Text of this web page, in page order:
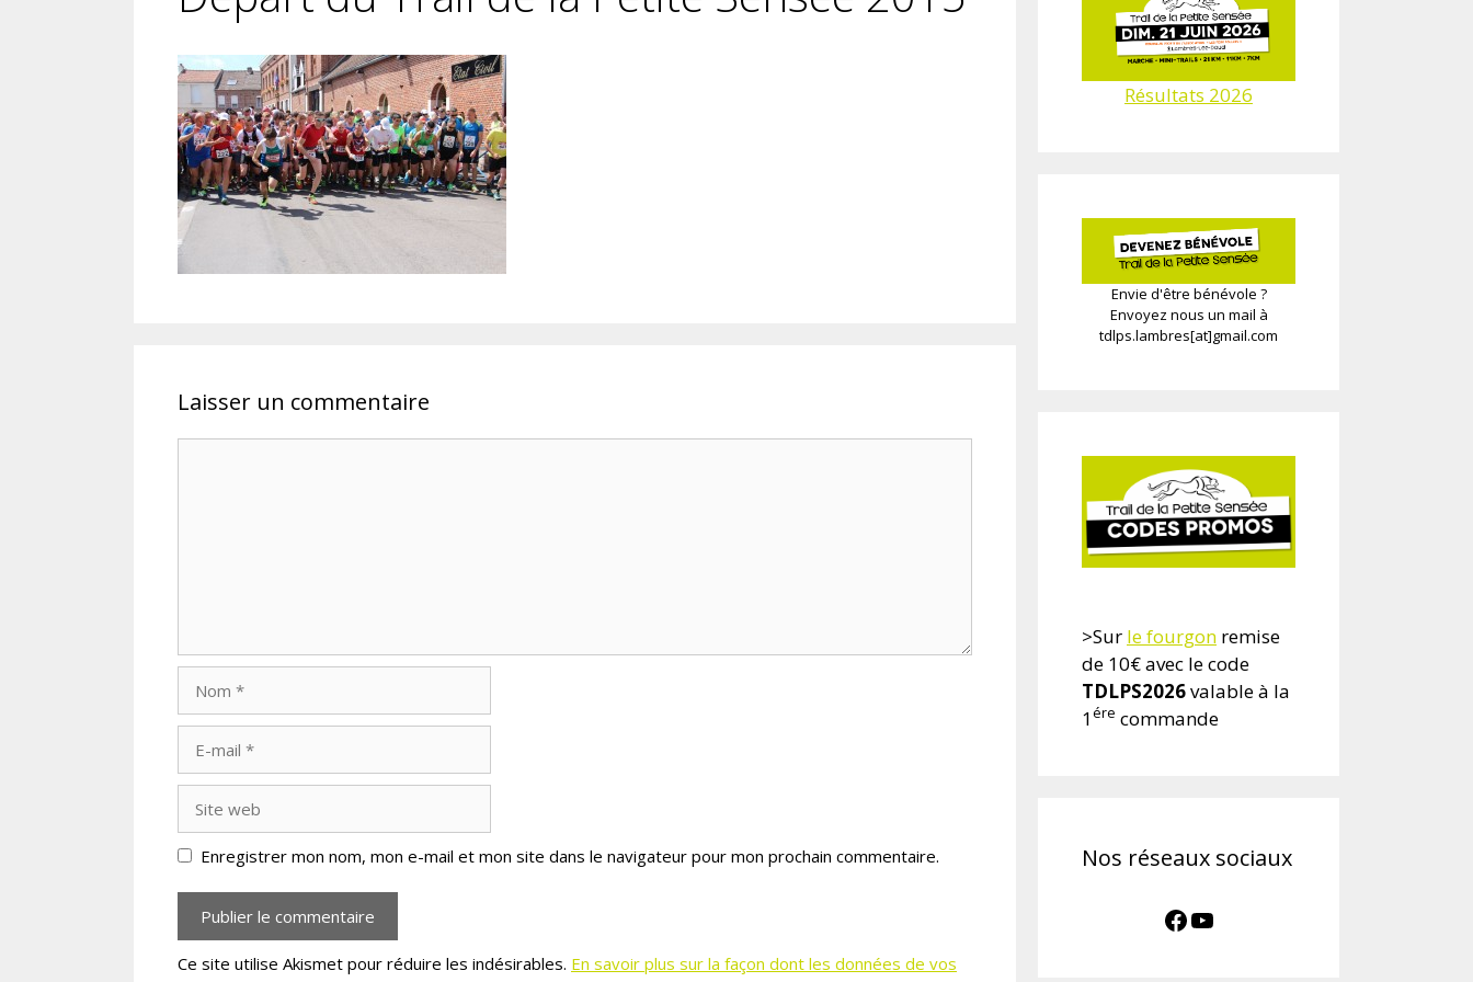
Laisser un commentaire
mail
web
Enregistrer mon nom, mon e-mail et mon site dans le navigateur pour mon prochain commentaire.
Ce site utilise Akismet pour réduire les indésirables. En savoir plus sur la façon dont les données de vos
Résultats 2026
Envie d'être bénévole ?
Envoyez nous un mail à
tdlps.lambres[at]gmail.com
>Sur le fourgon remise
de 10€ avec le code
TDLPS2026valable à la
1ére commande
Nos réseaux sociaux
Facebook
YouTube